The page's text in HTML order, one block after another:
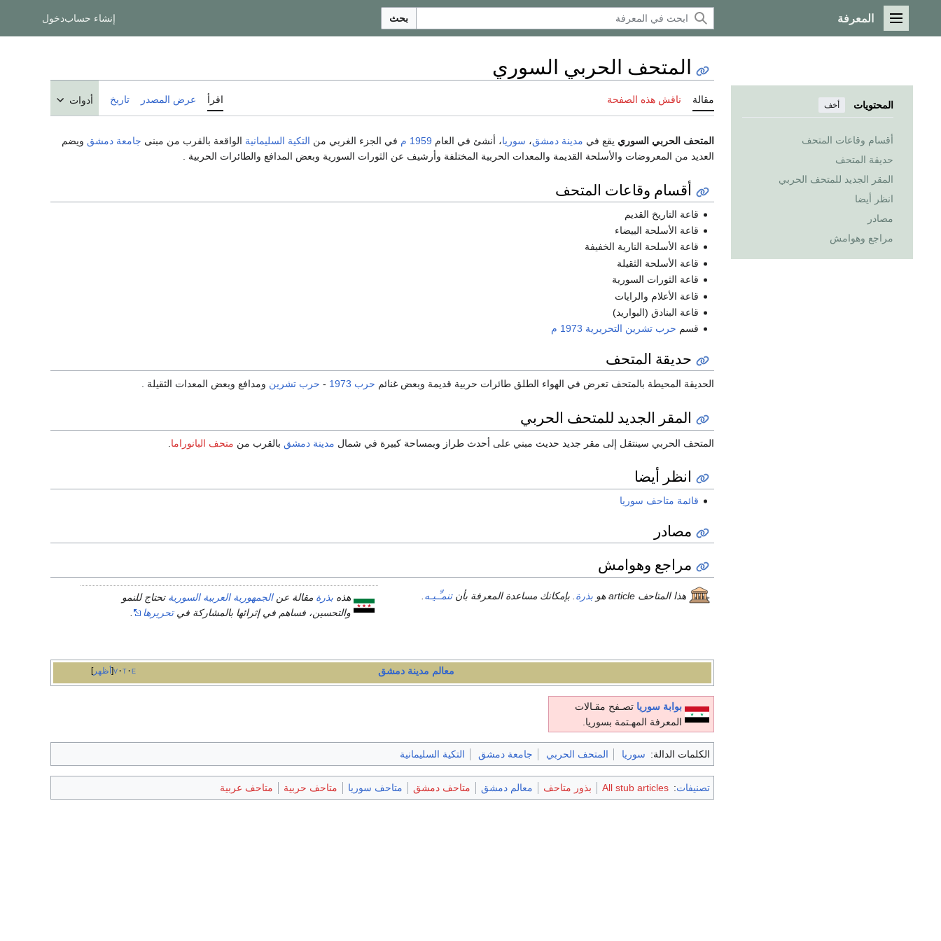
القائمة الرئيسية
المعرفة بحث إنشاء حسابدخول
المحتويات أخف
أقسام وقاعات المتحف
حديقة المتحف
المقر الجديد للمتحف الحربي
انظر أيضا
مصادر
مراجع وهوامش
المتحف الحربي السوري
مقالة ناقش هذه الصفحة اقرأ عرض المصدر تاريخ أدوات
المتحف الحربي السوري يقع في مدينة دمشق، سوريا، أنشئ في العام 1959 م في الجزء الغربي من التكية السليمانية الواقعة بالقرب من مبنى جامعة دمشق ويضم
العديد من المعروضات والأسلحة القديمة والمعدات الحربية المختلفة وأرشيف عن الثورات السورية وبعض المدافع والطائرات الحربية .
أقسام وقاعات المتحف
قاعة التاريخ القديم
قاعة الأسلحة البيضاء
قاعة الأسلحة النارية الخفيفة
قاعة الأسلحة الثقيلة
قاعة الثورات السورية
قاعة الأعلام والرايات
قاعة البنادق (البواريد)
قسم حرب تشرين التحريرية 1973 م
حديقة المتحف
الحديقة المحيطة بالمتحف تعرض في الهواء الطلق طائرات حربية قديمة وبعض غنائم حرب 1973 - حرب تشرين ومدافع وبعض المعدات الثقيلة .
المقر الجديد للمتحف الحربي
المتحف الحربي سينتقل إلى مقر جديد حديث مبني على أحدث طراز وبمساحة كبيرة في شمال مدينة دمشق بالقرب من متحف البانوراما
انظر أيضا
قائمة متاحف سوريا
مصادر
مراجع وهوامش
هذا المتاحف article هو بذرة . بإمكانك مساعدة المعرفة بأنتنمـِّـيـه هذه بذرة مقالة عنالجمهورية العربية السورية تحتاج للنمو
والتحسين، فساهم في إثرائها بالمشاركة فيتحريرها
أظهر v t e معالم مدينة دمشق
بوابة سوريا تصـفح مقـالات
المعرفة المهـتمة بسوريا.
الكلمات الدالة: سوريا المتحف الحربي جامعة دمشق التكية السليمانية
تصنيفات:
All stub articles بذور متاحف معالم دمشق متاحف دمشق متاحف سوريا متاحف حربية متاحف عربية